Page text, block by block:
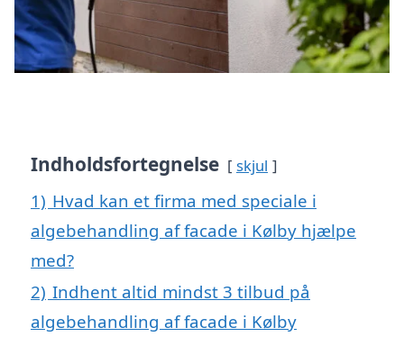
Indholdsfortegnelse skjul
1) Hvad kan et firma med speciale i
algebehandling af facade i Kølby hjælpe
med?
2) Indhent altid mindst 3 tilbud på
algebehandling af facade i Kølby